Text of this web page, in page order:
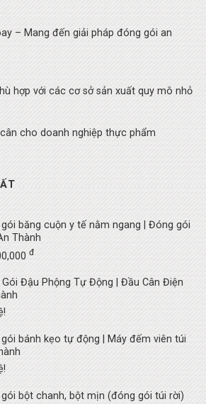
– Mang đến giải pháp đóng gói an
hợp với các cơ sở sản xuất quy mô nhỏ
cho doanh nghiệp thực phẩm
băng cuộn y tế nằm ngang | Đóng gói
Thành
đ
Đậu Phộng Tự Động | Đầu Cân Điện
bánh kẹo tự động | Máy đếm viên túi
bột chanh, bột mịn (đóng gói túi rời)